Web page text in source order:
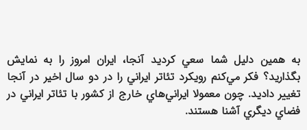
به همين دليل شما سعي كرديد آنجا، ايران امروز را به نمايش
بگذاريد؟ فكر مي‌كنم رويكرد تئاتر ايراني را در دو سال اخير در آنجا
تغيير داديد. چون معمولا ايراني‌هاي خارج از كشور با تئاتر ايراني در
فضاي ديگري آشنا هستند.